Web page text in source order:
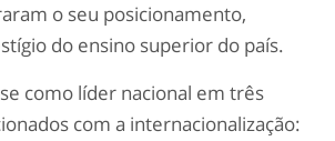
o seu posicionamento,
do ensino superior do país.
como líder nacional em três
com a internacionalização: